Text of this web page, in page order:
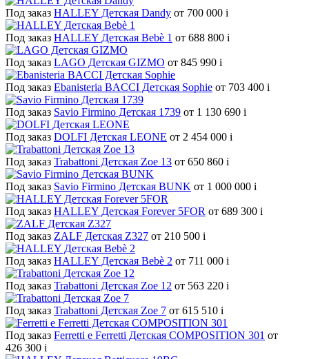
Под заказ HALLEY Детская Dandy от 700 000 i
Под заказ HALLEY Детская Bebè 1 от 688 800 i
Под заказ LAGO Детская GIZMO от 845 990 i
Под заказ Ebanisteria BACCI Детская Sophie от 703 400 i
Под заказ Savio Firmino Детская 1739 от 1 130 690 i
Под заказ DOLFI Детская LEONE от 2 454 000 i
Под заказ Trabattoni Детская Zoe 13 от 650 860 i
Под заказ Savio Firmino Детская BUNK от 1 000 000 i
Под заказ HALLEY Детская Forever 5FOR от 689 300 i
Под заказ ZALF Детская Z327 от 210 500 i
Под заказ HALLEY Детская Bebè 2 от 711 000 i
Под заказ Trabattoni Детская Zoe 12 от 563 220 i
Под заказ Trabattoni Детская Zoe 7 от 615 510 i
Под заказ Ferretti e Ferretti Детская COMPOSITION 301 от
426 300 i